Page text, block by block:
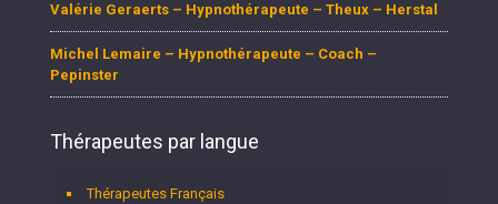
Valérie Geraerts – Hypnothérapeute – Theux – Herstal
Michel Lemaire – Hypnothérapeute – Coach –
Pepinster
Thérapeutes par langue
Thérapeutes Français